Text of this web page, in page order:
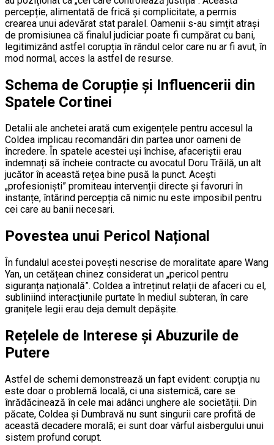
percepție, alimentată de frică și complicitate, a permis
crearea unui adevărat stat paralel. Oamenii s-au simțit atrași
de promisiunea că finalul judiciar poate fi cumpărat cu bani,
legitimizând astfel corupția în rândul celor care nu ar fi avut, în
mod normal, acces la astfel de resurse.
Schema de Corupție și Influencerii din
Spatele Cortinei
Detalii ale anchetei arată cum exigențele pentru accesul la
Coldea implicau recomandări din partea unor oameni de
încredere. În spatele acestei uși închise, afaceriștii erau
îndemnați să încheie contracte cu avocatul Doru Trăilă, un alt
jucător în această rețea bine pusă la punct. Acești
„profesioniști” promiteau intervenții directe și favoruri în
instanțe, întărind percepția că nimic nu este imposibil pentru
cei care au banii necesari.
Povestea unui Pericol Național
În fundalul acestei povești nescrise de moralitate apare Wang
Yan, un cetățean chinez considerat un „pericol pentru
siguranța națională”. Coldea a întreținut relații de afaceri cu el,
subliniind interacțiunile purtate în mediul subteran, în care
granițele legii erau deja demult depășite.
Rețelele de Interese și Abuzurile de
Putere
Astfel de schemi demonstrează un fapt evident: corupția nu
este doar o problemă locală, ci una sistemică, care se
înrădăcinează în cele mai adânci unghere ale societății. Din
păcate, Coldea și Dumbravă nu sunt singurii care profită de
această decadere morală; ei sunt doar vârful aisbergului unui
sistem profund corupt.